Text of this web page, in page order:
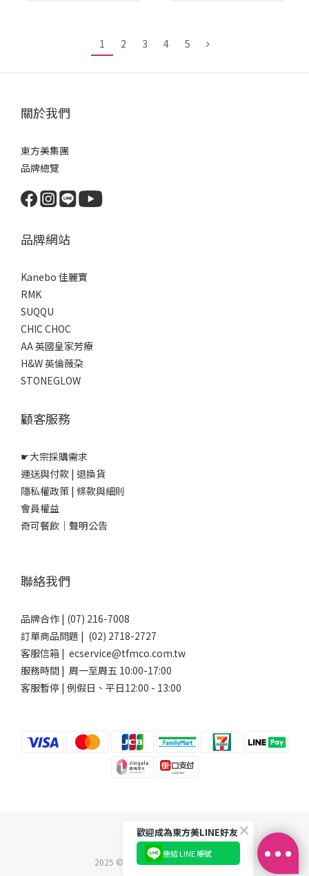
1 2 3 4 5
關於我們
東方美集團
品牌總覽
品牌網站
Kanebo 佳麗寶
RMK
SUQQU
CHIC CHOC
AA 英國皇家芳療
H&W 英倫薇朶
STONEGLOW
顧客服務
☛大宗採購需求
運送與付款 | 退換貨
隱私權政策 | 條款與細則
會員權益
奇可餐飲｜聲明公告
聯絡我們
品牌合作 | (07) 216-7008
訂單商品問題 | (02) 2718-2727
客服信箱 | ecservice@tfmco.com.tw
服務時間 | 周一至周五 10:00-17:00
客服暫停 | 例假日、平日12:00 - 13:00
2025 ©東方美企業股份有限公司
歡迎成為東方美LINE好友
連結 LINE 帳號